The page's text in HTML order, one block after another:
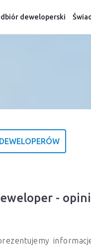
deweloperski
-